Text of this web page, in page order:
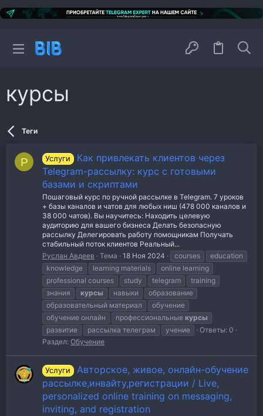
курсы
Теги
Р Услуги
Как привлекать клиентов через
Telegram-рассылку: курс с готовыми
базами и скриптами
Пошаговый курс по ручной рассылке в Telegram. 7 уроков
+ базы каналов и чатов для любых ниш (478 000 каналов и
38 000 чатов). Вы научитесь: Находить целевую
аудиторию для вашего бизнеса Делать безопасную
рассылку Делегировать работу помощникам Получать
стабильный поток клиентов Реальный...
Руслан Авдеев
Тема 18 Ноя 2024 courses
education
knowledge
learning materials
online learning
professional courses
study telegram
training
знания
курсы навыки
образование
образовательный материал
обучение
обучение онлайн
профессиональные курсы
развитие
рассылка телеграм учение
Ответы: 0
Раздел: Обучение
Услуги
Авторское, живое, онлайн-обучение
рассылке,инвайту,регистрации / Live,
personalized online training on messaging,
inviting, and registration